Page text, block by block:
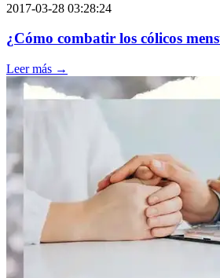
2017-03-28 03:28:24
¿Cómo combatir los cólicos
Leer más →